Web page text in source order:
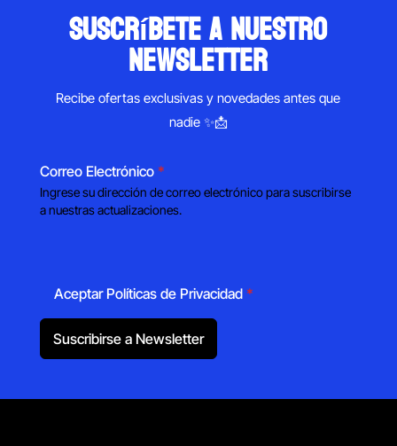
suscríbete a nuestro
newsletter
Recibe ofertas exclusivas y novedades antes que
nadie ✨📩
Correo Electrónico *
Ingrese su dirección de correo electrónico para suscribirse
a nuestras actualizaciones.
Aceptar Políticas de Privacidad *
Suscribirse a Newsletter